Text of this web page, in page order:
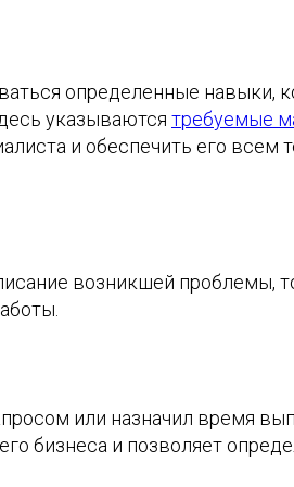
определенные навыки,
указываются требуемые
и обеспечить его всем
возникшей проблемы,
или назначил время
бизнеса и позволяет